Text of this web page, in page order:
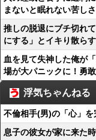
まないと眠れない苦し
推しの脱退にブチ切れ
にする」とイキり散ら
血を見て失神した俺が
場が大パニックに！勇
浮気ちゃんねる
不倫相手(男)の「心」を
息子の彼女が家に来た